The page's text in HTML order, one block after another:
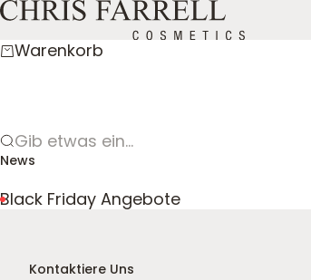
Zum Inhalt springen
CHRIS FARRELL COSMETICS
Warenkorb
Gib etwas ein...
News
Black Friday Angebote
Kontaktiere Uns